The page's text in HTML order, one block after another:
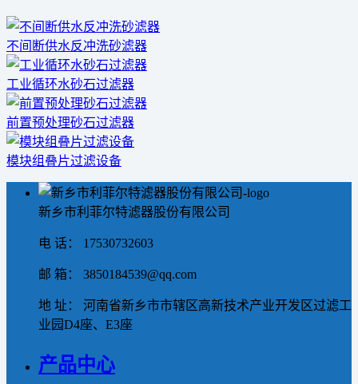
不间断供水反冲洗砂滤器
工业循环水砂石过滤器
前置预处理砂石过滤器
模块组叠片过滤设备
新乡市利菲尔特滤器股份有限公司
电 话： 17530732603
邮 箱： 3850184539@qq.com
地 址： 河南省新乡市市辖区高新技术产业开发区过滤工
业园D4座、E3座
产品中心